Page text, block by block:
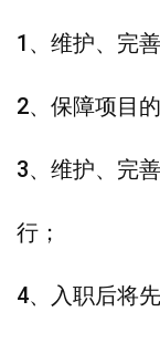
1、维护、完
2、保障项目
3、维护、完
行；
4、入职后将